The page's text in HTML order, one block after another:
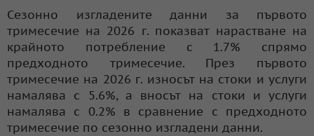
Сезонно изгладените данни за първото
тримесечие на 2026 г. показват нарастване на
крайното потребление с 1.7% спрямо
предходното тримесечие. През първото
тримесечие на 2026 г. износът на стоки и услуги
намалява с 5.6%, а вносът на стоки и услуги
намалява с 0.2% в сравнение с предходното
тримесечие по сезонно изгладени данни.